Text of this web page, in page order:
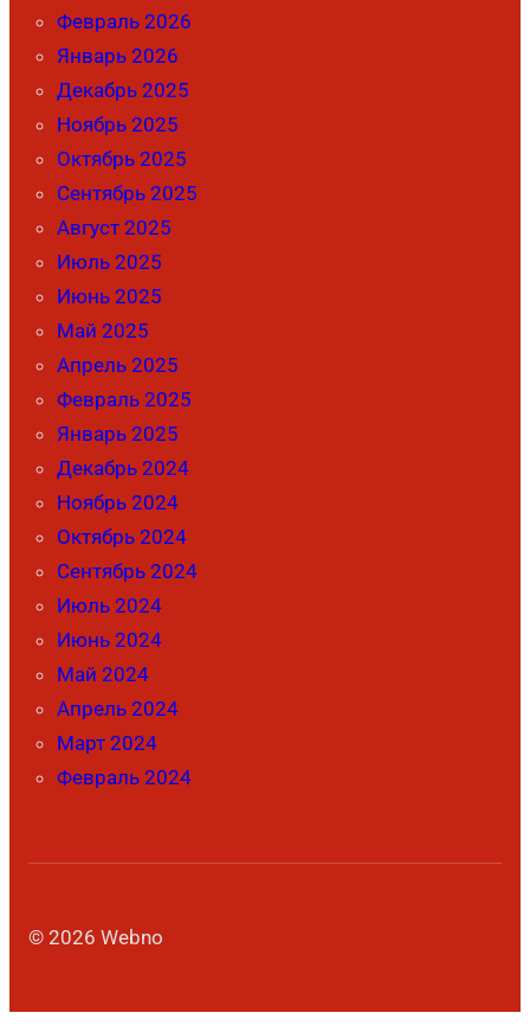
Февраль 2026
Январь 2026
Декабрь 2025
Ноябрь 2025
Октябрь 2025
Сентябрь 2025
Август 2025
Июль 2025
Июнь 2025
Май 2025
Апрель 2025
Февраль 2025
Январь 2025
Декабрь 2024
Ноябрь 2024
Октябрь 2024
Сентябрь 2024
Июль 2024
Июнь 2024
Май 2024
Апрель 2024
Март 2024
Февраль 2024
© 2026 Webno